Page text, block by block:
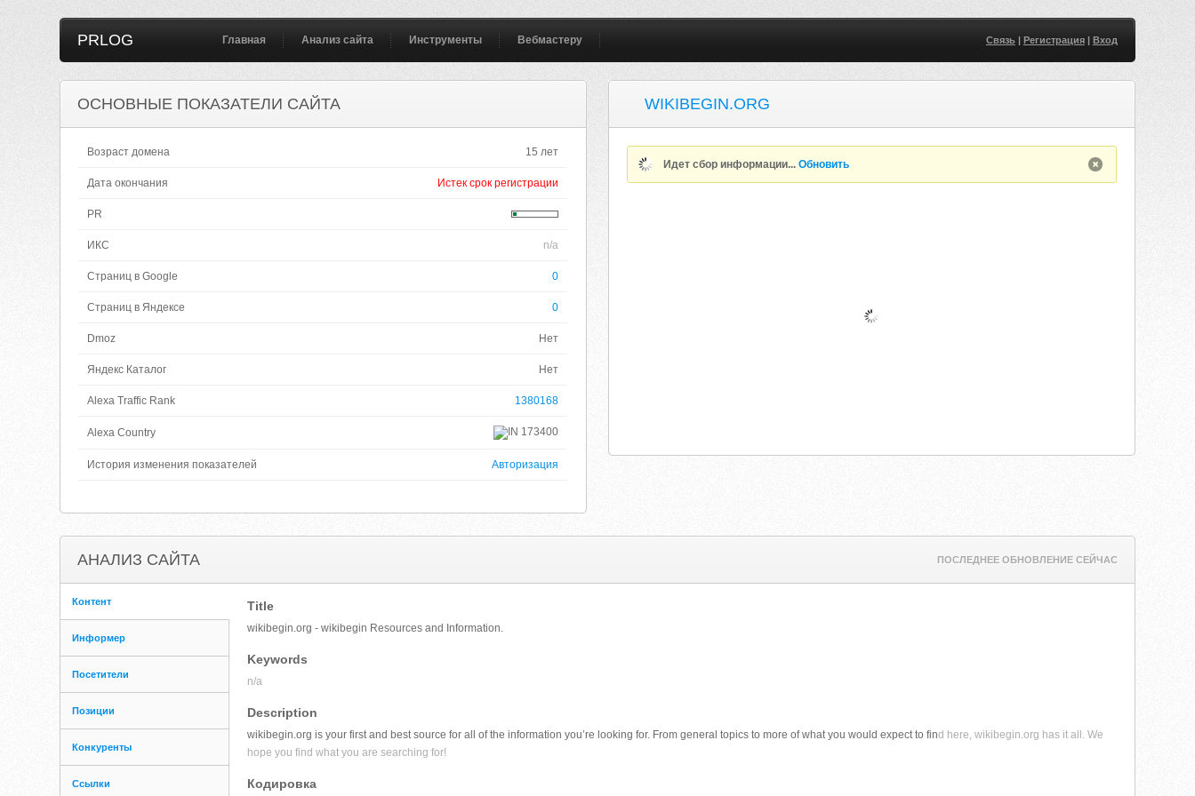
PRLOG Главная Анализ сайта Инструменты Вебмастеру Связь| Регистрация| Вход
ОСНОВНЫЕ ПОКАЗАТЕЛИ САЙТА
Возраст домена 15 лет
Дата окончания Истек срок регистрации
PR
ИКС n/a
Страниц в Google 0
Страниц в Яндексе 0
Dmoz Нет
Яндекс Каталог Нет
Alexa Traffic Rank 1380168
Alexa Country 173400
История изменения показателей Авторизация
WIKIBEGIN.ORG
Идет сбор информации...Обновить
АНАЛИЗ САЙТА ПОСЛЕДНЕЕ ОБНОВЛЕНИЕ СЕЙЧАС
Контент
Информер
Посетители
Позиции
Конкуренты
Ссылки
Title
wikibegin.org - wikibegin Resources and Information.
Keywords
n/a
Description
wikibegin.org is your first and best source for all of the information you’re looking for. From general topics to more of what you would expect to find here, wikibegin.org has it all. We
hope you find what you are searching for!
Кодировка